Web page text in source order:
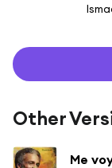
Other
Me